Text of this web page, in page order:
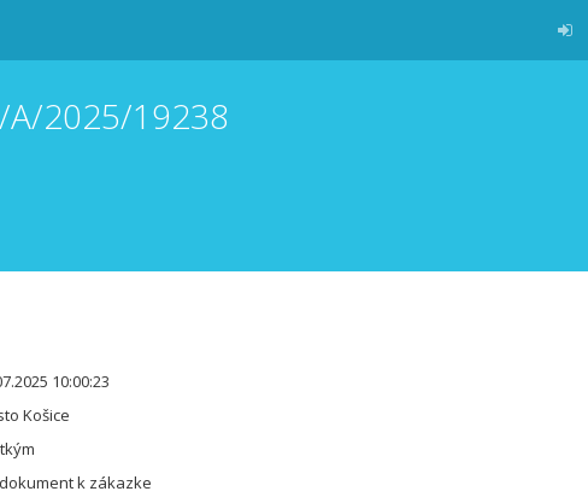
A/2025/19238
10:00:23
Košice
k zákazke